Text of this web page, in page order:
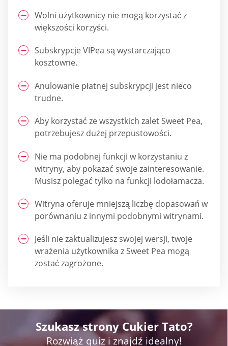
Wolni użytkownicy nie mogą korzystać z
większości korzyści.
Subskrypcje VIPea są wystarczająco
kosztowne.
Anulowanie płatnej subskrypcji jest nieco
trudne.
Aby korzystać ze wszystkich zalet Sweet Pea,
potrzebujesz dużej przepustowości.
Nie ma podobnej funkcji w korzystaniu z
witryny, aby pokazać swoje zainteresowanie.
Musisz polegać tylko na funkcji lodołamacza.
Witryna oferuje mniejszą liczbę dopasowań w
porównaniu z innymi podobnymi witrynami.
Jeśli nie zaktualizujesz swojej wersji, twoje
wrażenia użytkownika z Sweet Pea mogą
zostać zagrożone.
Szukasz strony Cukier Tato?
Rozwiąż quiz i znajdź idealny!